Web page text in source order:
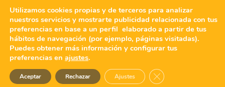
Utilizamos cookies propias y de terceros para analizar
nuestros servicios y mostrarte publicidad relacionada con tus
preferencias en base a un perfil elaborado a partir de tus
hábitos de navegación (por ejemplo, páginas visitadas).
Puedes obtener más información y configurar tus
preferencias en ajustes.
Aceptar Rechazar Ajustes Cerrar el banner de